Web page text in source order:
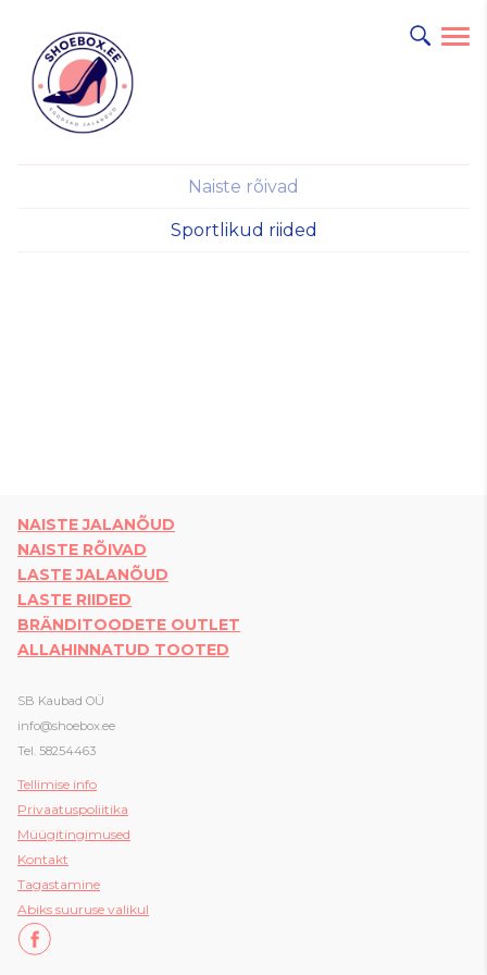
Naiste rõivad
Sportlikud riided
NAISTE JALANÕUD
NAISTE RÕIVAD
LASTE JALANÕUD
LASTE RIIDED
BRÄNDITOODETE OUTLET
ALLAHINNATUD TOOTED
SB Kaubad OÜ
info@shoebox.ee
Tel. 58254463
Tellimise info
Privaatuspoliitika
Müügitingimused
Kontakt
Tagastamine
Abiks suuruse valikul